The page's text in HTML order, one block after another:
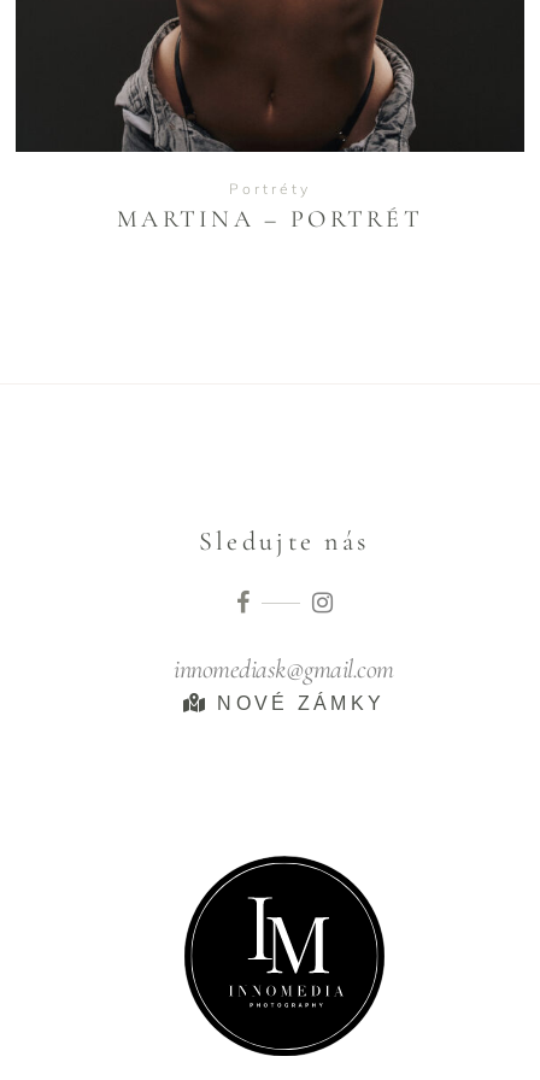
MARTINA – PORTRÉT
Portréty
Sledujte nás
innomediask@gmail.com
NOVÉ ZÁMKY